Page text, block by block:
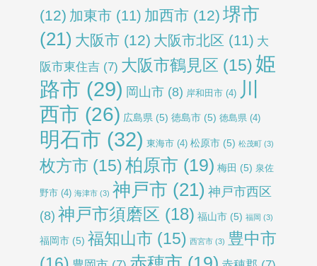
(12) 加東市 (11) 加西市 (12) 堺市
(21) 大阪市 (12) 大阪市北区 (11) 大
阪市東住吉 (7) 大阪市鶴見区 (15) 姫
路市 (29) 岡山市 (8) 岸和田市 (4)
川
西市 (26) 広島県 (5) 徳島市 (5) 徳島県 (4)
明石市 (32) 東海市 (4) 松原市 (5) 松茂町 (3)
枚方市 (15)柏原市 (19) 梅田 (5) 泉佐
野市 (4) 海津市 (3) 神戸市 (21) 神戸市西区
(8) 神戸市須磨区 (18) 福山市 (5) 福岡 (3)
福岡市 (5) 福知山市 (15) 西宮市 (3) 豊中市